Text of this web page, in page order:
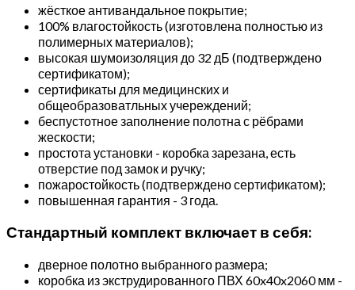
жёсткое антивандальное покрытие;
100% влагостойкость (изготовлена полностью из
полимерных материалов);
высокая шумоизоляция до 32 дБ (подтверждено
сертификатом);
сертификаты для медицинских и
общеобразоватльных учереждений;
беспустотное заполнение полотна с рёбрами
жескости;
простота установки - коробка зарезана, есть
отверстие под замок и ручку;
пожаростойкость (подтверждено сертификатом);
повышенная гарантия - 3 года.
Стандартный комплект включает в себя:
дверное полотно выбранного размера;
коробка из экструдированного ПВХ 60x40x2060 мм -